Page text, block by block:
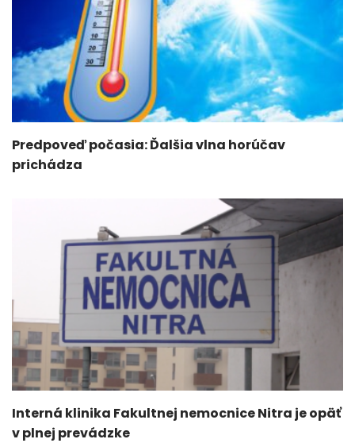
Predpoveď počasia: Ďalšia vlna horúčav
prichádza
Interná klinika Fakultnej nemocnice Nitra je opäť
v plnej prevádzke